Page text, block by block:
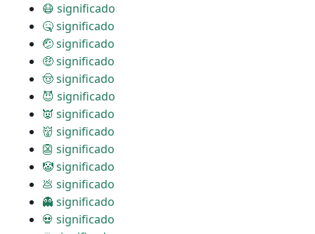
😷 significado
🤒 significado
🤕 significado
🤑 significado
🤠 significado
😈 significado
👿 significado
👹 significado
👺 significado
🤡 significado
💩 significado
👻 significado
💀 significado